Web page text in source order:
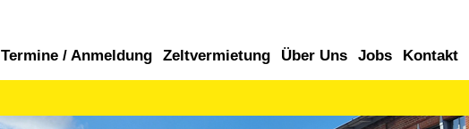
Termine / Anmeldung Zeltvermietung Über Uns Jobs Kontakt